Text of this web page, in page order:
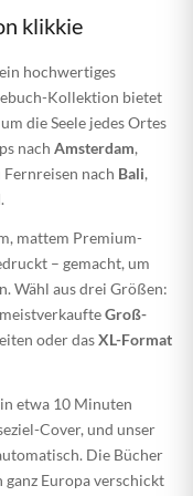
klikkie
hochwertiges
Kollektion bietet
die Seele jedes Ortes
nach Amsterdam,
Fernreisen nach Bali,
.
mattem Premium-
– gemacht, um
Wähl aus drei Größen:
Groß-
oder dasXL-Format
etwa 10 Minuten
Cover, und unser
Die Bücher
Europa verschickt